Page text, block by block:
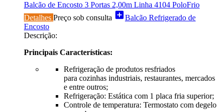
Balcão de Encosto 3 Portas 2,00m Linha 4104 PoloFrio
Detalhes Preço sob consulta add_boxBalcão Refrigerado de
Encosto
Descrição:
Principais Características:
Refrigeração de produtos resfriados
para cozinhas industriais, restaurantes, mercados
e entre outros;
Refrigeração: Estática com 1 placa fria superior;
Controle de temperatura: Termostato com degelo